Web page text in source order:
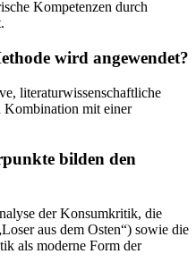
Kompetenzen durch
wird angewendet?
literaturwissenschaftliche
Kombination mit einer
bilden den
der Konsumkritik, die
aus dem Osten“) sowie die
als moderne Form der